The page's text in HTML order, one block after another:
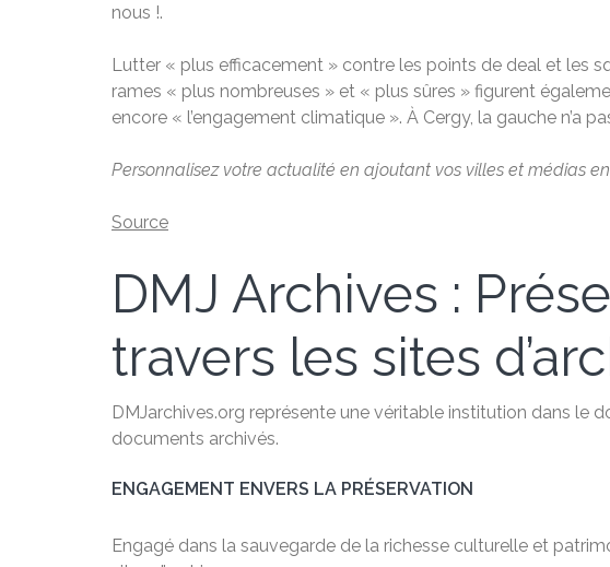
nous !.
Lutter « plus efficacement » contre les points de deal et les
rames « plus nombreuses » et « plus sûres » figurent
encore « l’engagement climatique ». À Cergy, la gauche n’a
Personnalisez votre actualité en ajoutant vos villes et médias
Source
DMJ Archives :
travers les sites
DMJarchives.org représente une véritable institution dans le
documents archivés.
ENGAGEMENT ENVERS LA PRÉSERVATION
Engagé dans la sauvegarde de la richesse culturelle et